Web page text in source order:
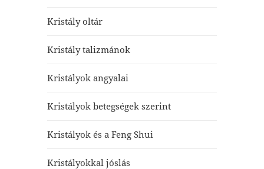
Kristály oltár
Kristály talizmánok
Kristályok angyalai
Kristályok betegségek szerint
Kristályok és a Feng Shui
Kristályokkal jóslás